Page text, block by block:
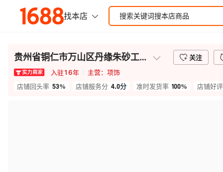
贵州省铜仁市万山区丹缘朱砂工艺品有限公司
关注
入驻16年 主营：项饰
店铺回头率 53% 店铺服务分 4.0分 准时发货率 100% 店铺好